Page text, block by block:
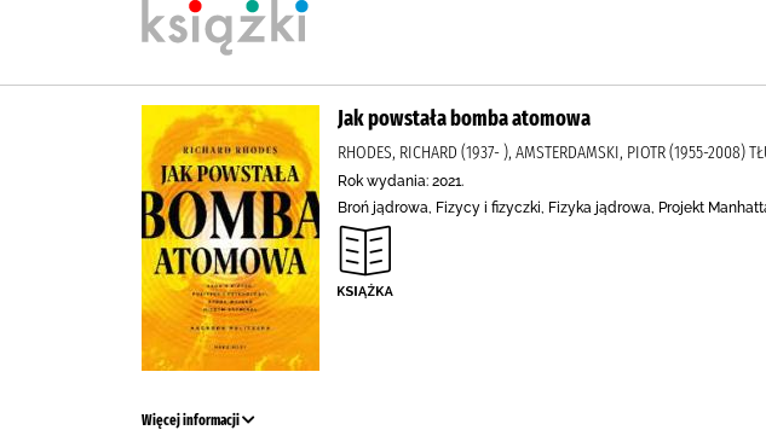
Jak powstała bomba atomowa
RHODES, RICHARD (1937- ), AMSTERDAMSKI, PIOTR (1955-2008)
Rok wydania: 2021.
Broń jądrowa, Fizycy i fizyczki, Fizyka jądrowa, Projekt
Więcej informacji